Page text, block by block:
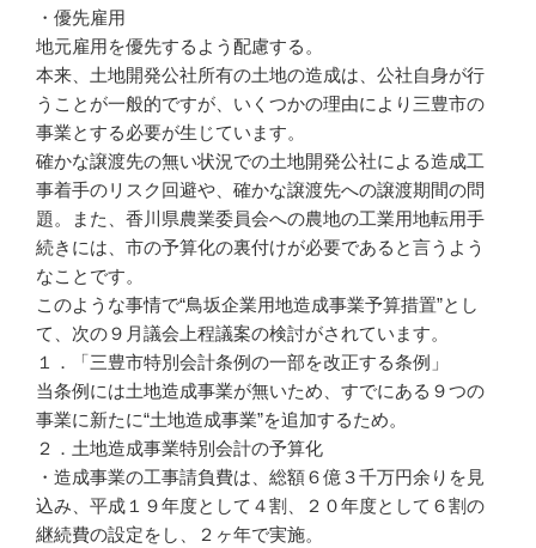
・優先雇用
地元雇用を優先するよう配慮する。
本来、土地開発公社所有の土地の造成は、公社自身が行
うことが一般的ですが、いくつかの理由により三豊市の
事業とする必要が生じています。
確かな譲渡先の無い状況での土地開発公社による造成工
事着手のリスク回避や、確かな譲渡先への譲渡期間の問
題。また、香川県農業委員会への農地の工業用地転用手
続きには、市の予算化の裏付けが必要であると言うよう
なことです。
このような事情で“鳥坂企業用地造成事業予算措置”とし
て、次の９月議会上程議案の検討がされています。
１．「三豊市特別会計条例の一部を改正する条例」
当条例には土地造成事業が無いため、すでにある９つの
事業に新たに“土地造成事業”を追加するため。
２．土地造成事業特別会計の予算化
・造成事業の工事請負費は、総額６億３千万円余りを見
込み、平成１９年度として４割、２０年度として６割の
継続費の設定をし、２ヶ年で実施。